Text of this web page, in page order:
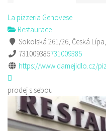
La pizzeria Genovese
Restaurace
Sokolská 261/26, Česká
731009385731009385
https://www.damejidlo.cz/
prodej s sebou